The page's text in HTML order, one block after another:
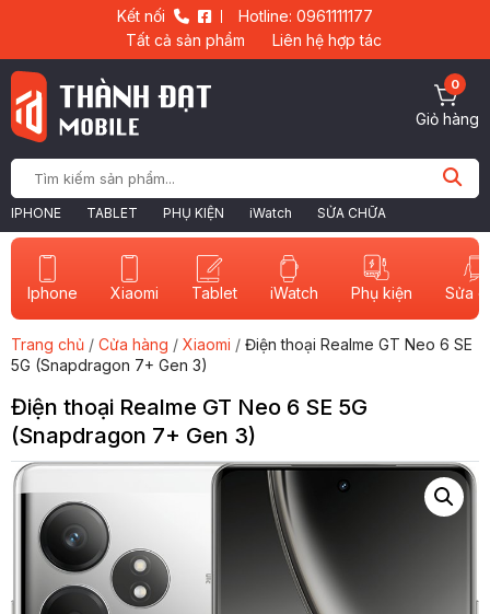
Kết nối
Hotline: 0961111177
Tất cả sản phẩm
Liên hệ hợp tác
IPHONE TABLET PHỤ KIỆN iWatch SỬA CHỮA
0
Giỏ hàng
Iphone Xiaomi Tablet iWatch Phụ kiện Sửa
Trang chủ / Cửa hàng / Xiaomi / Điện thoại Realme GT Neo 6 SE
5G (Snapdragon 7+ Gen 3)
Điện thoại Realme GT Neo 6 SE 5G
(Snapdragon 7+ Gen 3)